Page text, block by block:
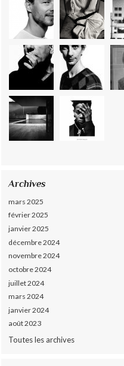
Archives
mars 2025
février 2025
janvier 2025
décembre 2024
novembre 2024
octobre 2024
juillet 2024
mars 2024
janvier 2024
août 2023
Toutes les archives